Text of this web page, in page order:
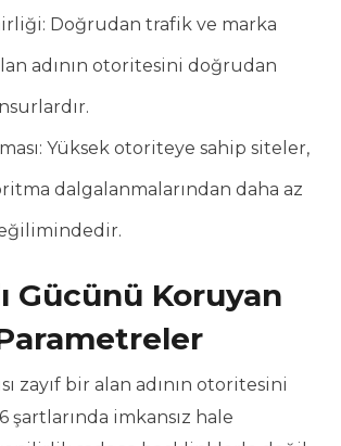
Doğrudan trafik ve marka
adının otoritesini doğrudan
Yüksek otoriteye sahip siteler,
dalgalanmalarından daha az
Gücünü Koruyan
zayıf bir alan adının otoritesini
şartlarında imkansız hale